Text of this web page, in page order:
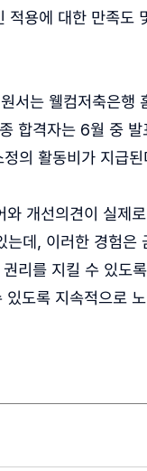
용에 대한 만족도
서는 웰컴저축은행
합격자는 6월 중 발
의 활동비가 지급된
개선의견이 실제
데, 이러한 경험은
리를 지킬 수 있도
도록 지속적으로